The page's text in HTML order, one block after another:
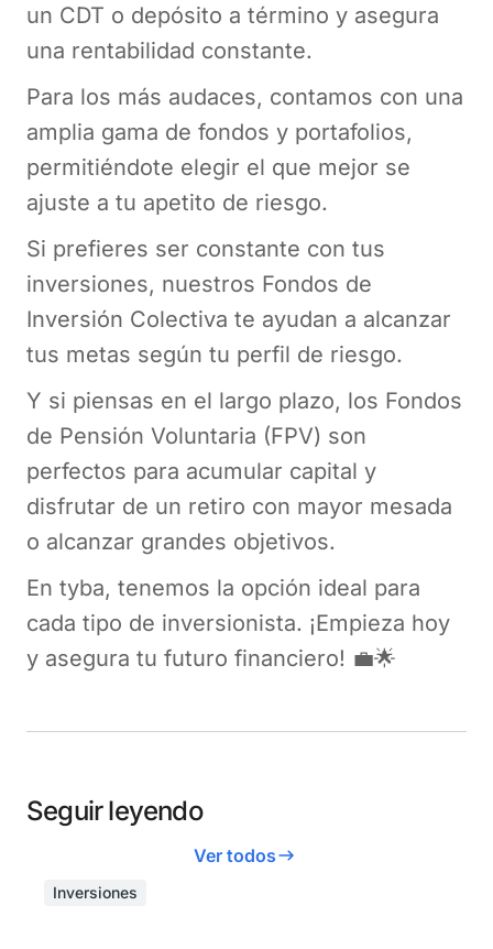
un CDT o depósito a término y asegura
una rentabilidad constante.
Para los más audaces, contamos con una
amplia gama de fondos y portafolios,
permitiéndote elegir el que mejor se
ajuste a tu apetito de riesgo.
Si prefieres ser constante con tus
inversiones, nuestros Fondos de
Inversión Colectiva te ayudan a alcanzar
tus metas según tu perfil de riesgo.
Y si piensas en el largo plazo, los Fondos
de Pensión Voluntaria (FPV) son
perfectos para acumular capital y
disfrutar de un retiro con mayor mesada
o alcanzar grandes objetivos.
En tyba, tenemos la opción ideal para
cada tipo de inversionista. ¡Empieza hoy
y asegura tu futuro financiero! 💼🌟
Seguir leyendo
Ver todos
Inversiones